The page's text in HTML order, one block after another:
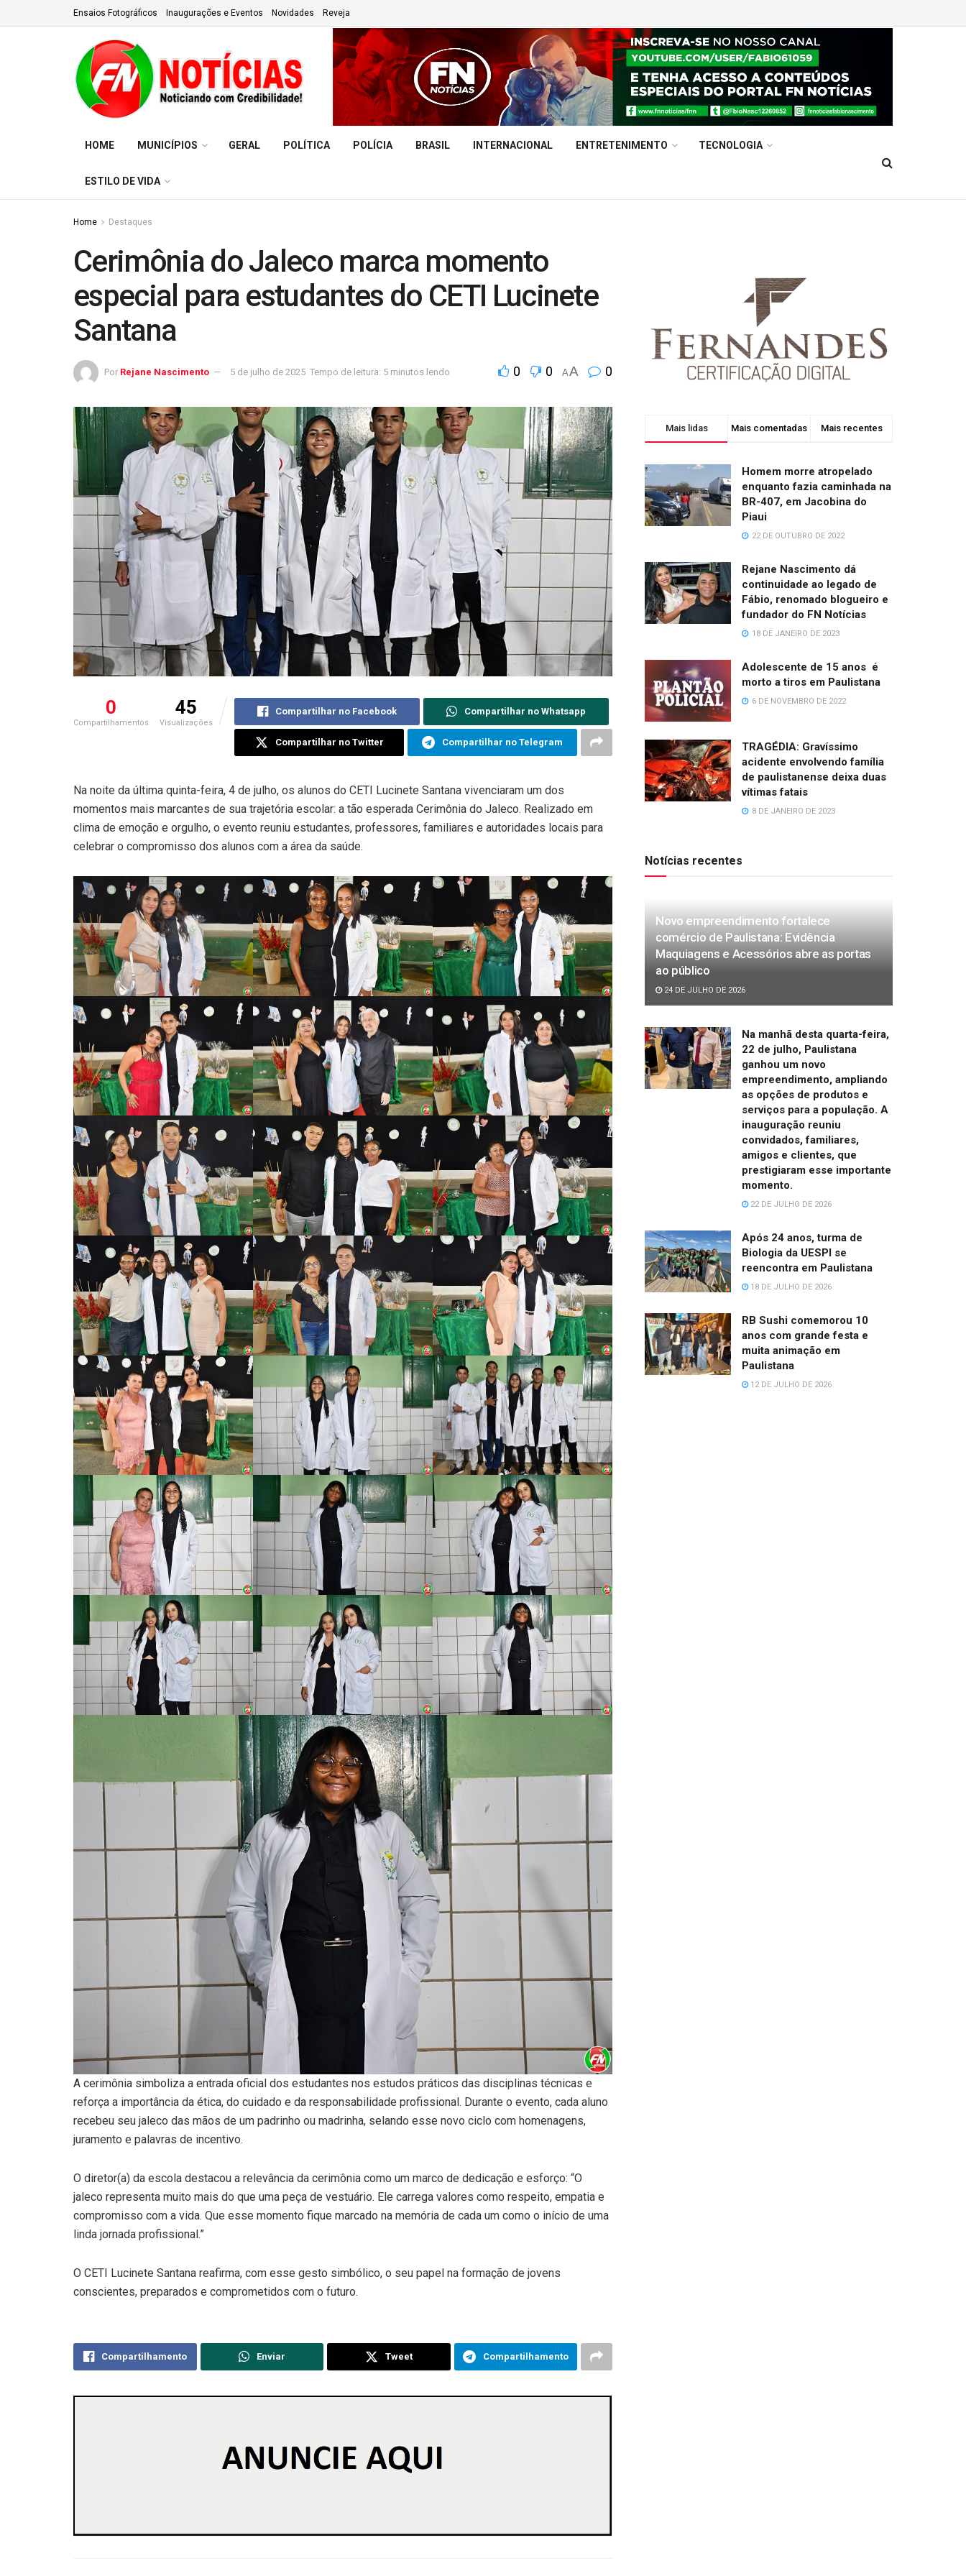
Ensaios Fotográficos Inaugurações e Eventos Novidades Reveja
HOME MUNICÍPIOS GERAL POLÍTICA POLÍCIA BRASIL INTERNACIONAL ENTRETENIMENTO TECNOLOGIA
ESTILO DE VIDA
Home Destaques
Cerimônia do Jaleco marca momento
especial para estudantes do CETI Lucinete
Santana
Por Rejane Nascimento 5 de julho de 2025 Tempo de leitura: 5 minutos lendo 0 0 AA 0
0
Compartilhamentos
45
Visualizações
Compartilhar no Facebook Compartilhar no Whatsapp
Compartilhar no Twitter Compartilhar no Telegram
Na noite da última quinta-feira, 4 de julho, os alunos do CETI Lucinete Santana vivenciaram um dos
momentos mais marcantes de sua trajetória escolar: a tão esperada Cerimônia do Jaleco. Realizado em
clima de emoção e orgulho, o evento reuniu estudantes, professores, familiares e autoridades locais para
celebrar o compromisso dos alunos com a área da saúde.
A cerimônia simboliza a entrada oficial dos estudantes nos estudos práticos das disciplinas técnicas e
reforça a importância da ética, do cuidado e da responsabilidade profissional. Durante o evento, cada aluno
recebeu seu jaleco das mãos de um padrinho ou madrinha, selando esse novo ciclo com homenagens,
juramento e palavras de incentivo.
O diretor(a) da escola destacou a relevância da cerimônia como um marco de dedicação e esforço: “O
jaleco representa muito mais do que uma peça de vestuário. Ele carrega valores como respeito, empatia e
compromisso com a vida. Que esse momento fique marcado na memória de cada um como o início de uma
linda jornada profissional.”
O CETI Lucinete Santana reafirma, com esse gesto simbólico, o seu papel na formação de jovens
conscientes, preparados e comprometidos com o futuro.
Compartilhamento Enviar Tweet Compartilhamento
Mais lidas Mais comentadas Mais recentes
Homem morre atropelado
enquanto fazia caminhada na
BR-407, em Jacobina do
Piaui
22 DE OUTUBRO DE 2022
Rejane Nascimento dá
continuidade ao legado de
Fábio, renomado blogueiro e
fundador do FN Notícias
18 DE JANEIRO DE 2023
Adolescente de 15 anos é
morto a tiros em Paulistana
6 DE NOVEMBRO DE 2022
TRAGÉDIA: Gravíssimo
acidente envolvendo família
de paulistanense deixa duas
vítimas fatais
8 DE JANEIRO DE 2023
Notícias recentes
Novo empreendimento fortalece
comércio de Paulistana: Evidência
Maquiagens e Acessórios abre as portas
ao público
24 DE JULHO DE 2026
Na manhã desta quarta-feira,
22 de julho, Paulistana
ganhou um novo
empreendimento, ampliando
as opções de produtos e
serviços para a população. A
inauguração reuniu
convidados, familiares,
amigos e clientes, que
prestigiaram esse importante
momento.
22 DE JULHO DE 2026
Após 24 anos, turma de
Biologia da UESPI se
reencontra em Paulistana
18 DE JULHO DE 2026
RB Sushi comemorou 10
anos com grande festa e
muita animação em
Paulistana
12 DE JULHO DE 2026